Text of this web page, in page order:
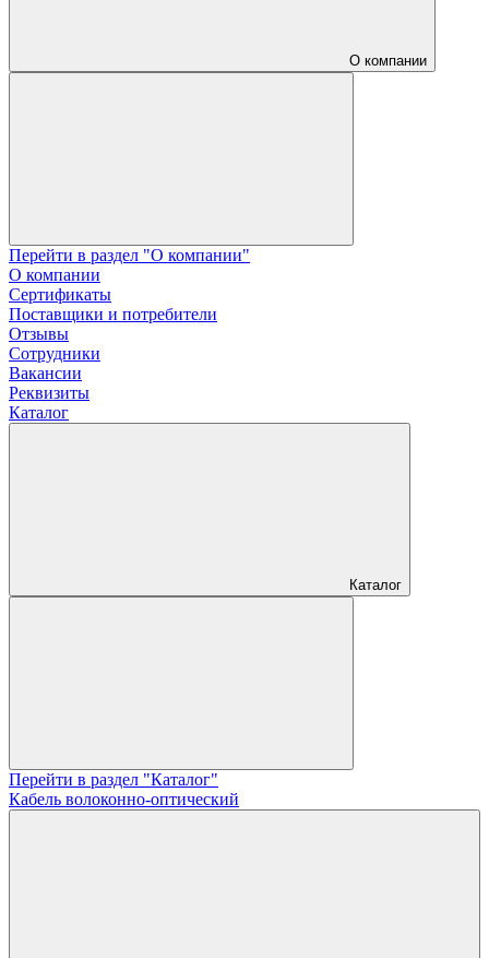
О компании
Перейти в раздел "О компании"
О компании
Сертификаты
Поставщики и потребители
Отзывы
Сотрудники
Вакансии
Реквизиты
Каталог
Каталог
Перейти в раздел "Каталог"
Кабель волоконно-оптический